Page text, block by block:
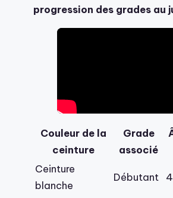
progression des grades au
Couleur de la
ceinture
Grade
associé
Ceinture
blanche
Débutant